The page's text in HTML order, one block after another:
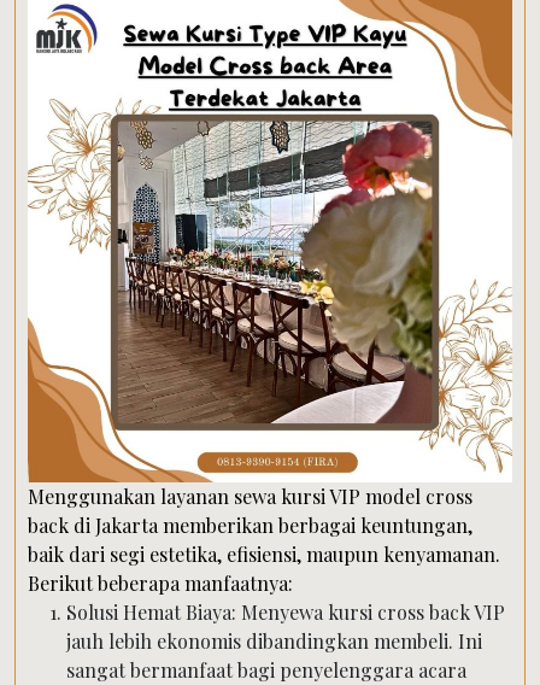
Menggunakan layanan sewa kursi VIP model cross
back di Jakarta memberikan berbagai keuntungan,
baik dari segi estetika, efisiensi, maupun kenyamanan.
Berikut beberapa manfaatnya:
Solusi Hemat Biaya: Menyewa kursi cross back VIP
jauh lebih ekonomis dibandingkan membeli. Ini
sangat bermanfaat bagi penyelenggara acara